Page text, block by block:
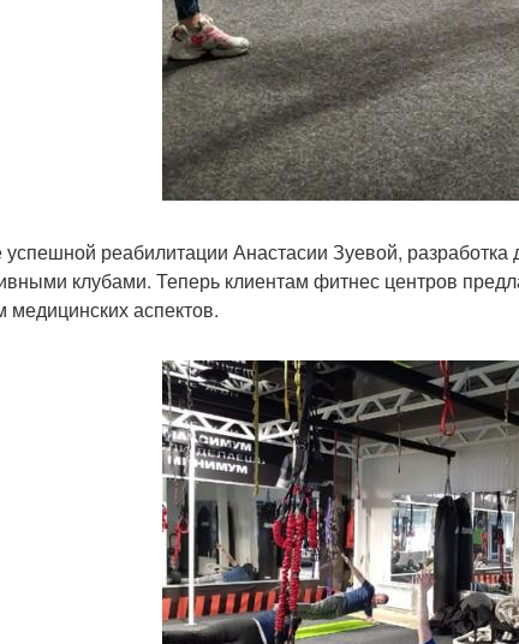
реабилитации Анастасии Зуевой,
клубами. Теперь клиентам фитнес центров
медицинских аспектов.